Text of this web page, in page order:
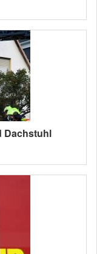
Dachstuhl